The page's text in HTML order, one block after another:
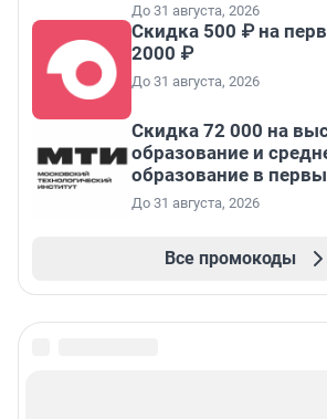
До 31 августа, 2026
Скидка 500 ₽ на
2000 ₽
До 31 августа, 2026
Скидка 72 000 на
образование и
образование в
До 31 августа, 2026
Все промокоды